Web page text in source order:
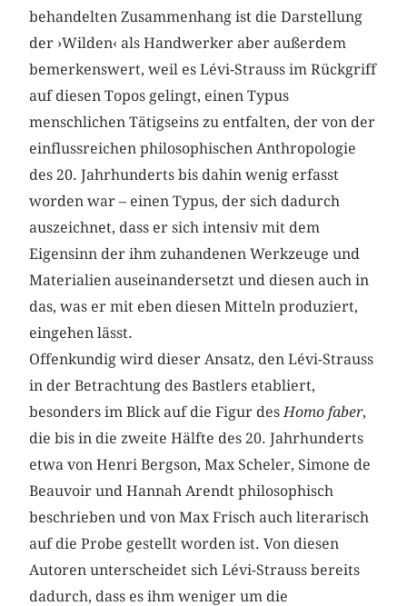
behandelten Zusammenhang ist die Darstellung
der ›Wilden‹ als Handwerker aber außerdem
bemerkenswert, weil es Lévi-Strauss im Rückgriff
auf diesen Topos gelingt, einen Typus
menschlichen Tätigseins zu entfalten, der von der
einflussreichen philosophischen Anthropologie
des 20. Jahrhunderts bis dahin wenig erfasst
worden war – einen Typus, der sich dadurch
auszeichnet, dass er sich intensiv mit dem
Eigensinn der ihm zuhandenen Werkzeuge und
Materialien auseinandersetzt und diesen auch in
das, was er mit eben diesen Mitteln produziert,
eingehen lässt.
Offenkundig wird dieser Ansatz, den Lévi-Strauss
in der Betrachtung des Bastlers etabliert,
besonders im Blick auf die Figur des Homo faber,
die bis in die zweite Hälfte des 20. Jahrhunderts
etwa von Henri Bergson, Max Scheler, Simone de
Beauvoir und Hannah Arendt philosophisch
beschrieben und von Max Frisch auch literarisch
auf die Probe gestellt worden ist. Von diesen
Autoren unterscheidet sich Lévi-Strauss bereits
dadurch, dass es ihm weniger um die